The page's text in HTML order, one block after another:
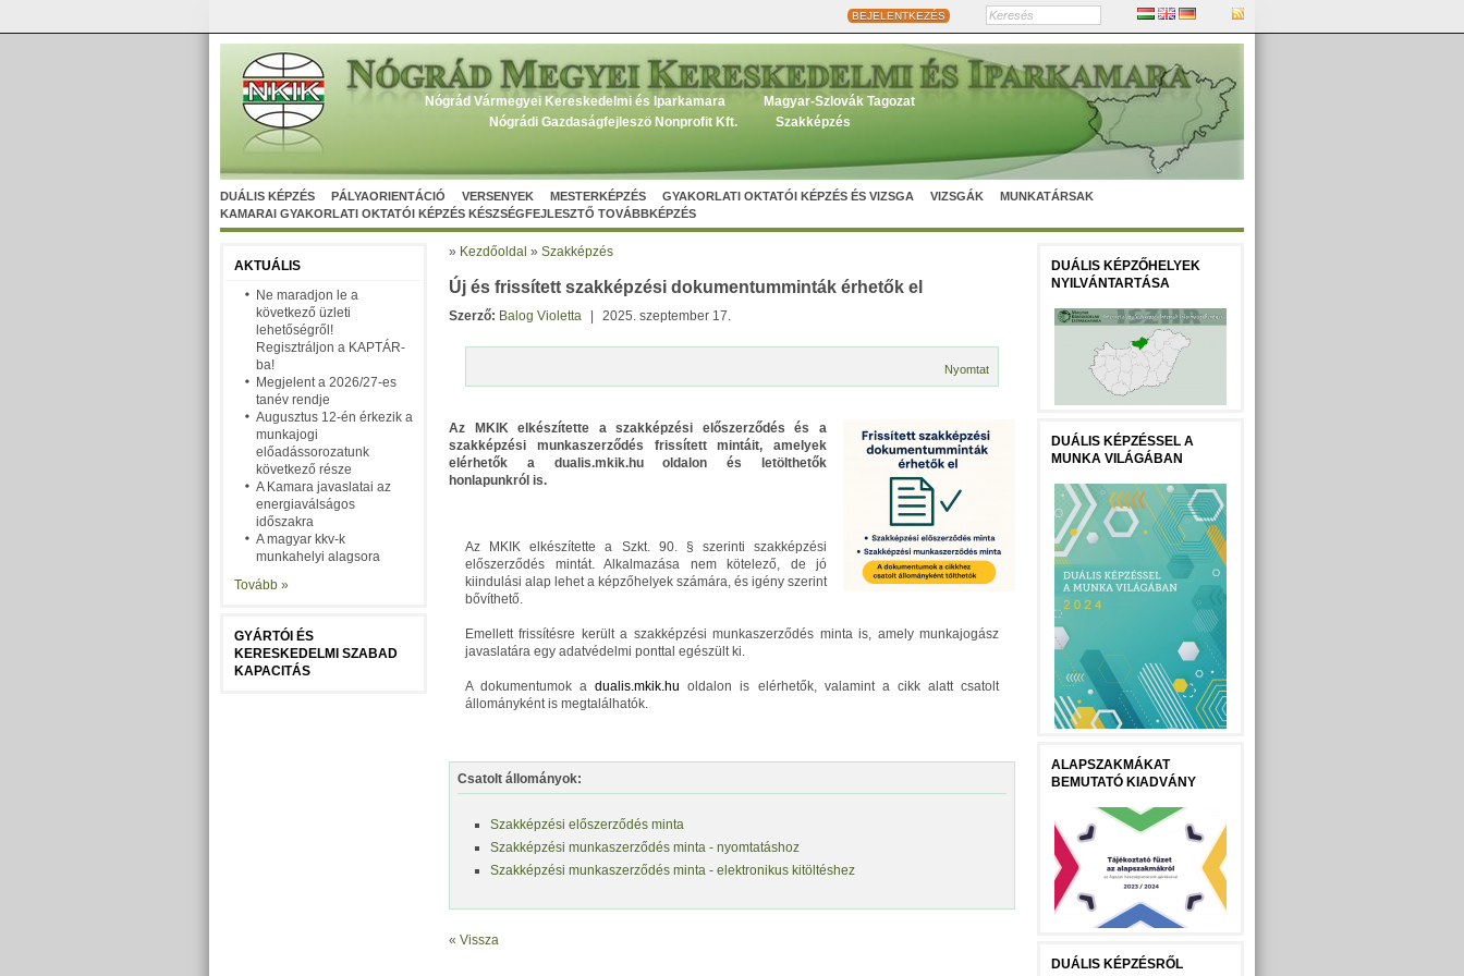
BEJELENTKEZÉS
Nógrád Vármegyei Kereskedelmi és Iparkamara
Magyar-Szlovák Tagozat
Nógrádi Gazdaságfejleszö Nonprofit Kft.
Szakképzés
DUÁLIS KÉPZÉS PÁLYAORIENTÁCIÓ VERSENYEK MESTERKÉPZÉS GYAKORLATI OKTATÓI KÉPZÉS ÉS VIZSGA VIZSGÁK
MUNKATÁRSAK
KAMARAI GYAKORLATI OKTATÓI KÉPZÉS KÉSZSÉGFEJLESZTŐ TOVÁBBKÉPZÉS
AKTUÁLIS
Ne maradjon le a
következő üzleti
lehetőségről!
Regisztráljon a KAPTÁR-
ba!
Megjelent a 2026/27-es
tanév rendje
Augusztus 12-én érkezik a
munkajogi
előadássorozatunk
következő része
A Kamara javaslatai az
energiaválságos
időszakra
A magyar kkv-k
munkahelyi alagsora
Tovább »
GYÁRTÓI ÉS
KERESKEDELMI SZABAD
KAPACITÁS
» Kezdőoldal » Szakképzés
Új és frissített szakképzési dokumentumminták érhetők el
Szerző: Balog Violetta 2025. szeptember 17.
Nyomtat
Az MKIK elkészítette a szakképzési előszerződés és a
szakképzési munkaszerződés frissített mintáit, amelyek
elérhetők a dualis.mkik.hu oldalon és letölthetők
honlapunkról is.
Az MKIK elkészítette a Szkt. 90. § szerinti szakképzési
előszerződés mintát. Alkalmazása nem kötelező, de jó
kiindulási alap lehet a képzőhelyek számára, és igény szerint
bővíthető.
Emellett frissítésre került a szakképzési munkaszerződés minta is, amely munkajogász
javaslatára egy adatvédelmi ponttal egészült ki.
A dokumentumok adualis.mkik.hu oldalon is elérhetők, valamint a cikk alatt csatolt
állományként is megtalálhatók.
Csatolt állományok:
Szakképzési előszerződés minta
Szakképzési munkaszerződés minta - nyomtatáshoz
Szakképzési munkaszerződés minta - elektronikus kitöltéshez
« Vissza
DUÁLIS KÉPZŐHELYEK
NYILVÁNTARTÁSA
DUÁLIS KÉPZÉSSEL A
MUNKA VILÁGÁBAN
ALAPSZAKMÁKAT
BEMUTATÓ KIADVÁNY
DUÁLIS KÉPZÉSRŐL